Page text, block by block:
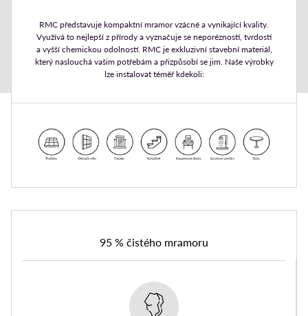
RMC představuje kompaktní mramor vzácné a vynikající kvality.
Využívá to nejlepší z přírody a vyznačuje se neporézností, tvrdostí
a vyšší chemickou odolností. RMC je exkluzivní stavební materiál,
který naslouchá vašim potřebám a přizpůsobí se jim. Naše výrobky
lze instalovat téměř kdekoli:
95 % čistého mramoru